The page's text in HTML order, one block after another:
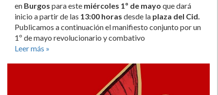
en Burgos para este miércoles 1º de mayo que dará
inicio a partir de las 13:00 horas desde la plaza del Cid.
Publicamos a continuación el manifiesto conjunto por un
1º de mayo revolucionario y combativo
Leer más »